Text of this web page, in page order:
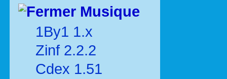
Musique
1By1 1.x
Zinf 2.2.2
Cdex 1.51